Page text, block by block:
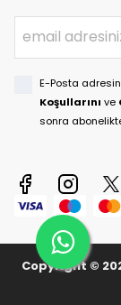
E-Posta
Koşullarını ve
sonra
Copyright ©